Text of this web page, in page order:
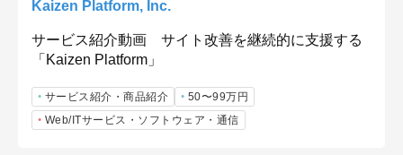
Kaizen Platform, Inc.
サービス紹介動画 サイト改善を継続的に支援する
「Kaizen Platform」
サービス紹介・商品紹介
50〜99万円
Web/ITサービス・ソフトウェア・通信